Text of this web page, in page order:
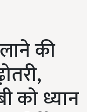
की
को ध्यान